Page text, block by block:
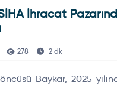
İhracat
278 2 dk
Baykar, 2025